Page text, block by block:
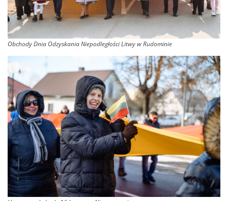
Obchody Dnia Odzyskania Niepodległości Litwy w Rudominie